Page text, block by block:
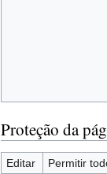
Proteção da
Editar
Permitir